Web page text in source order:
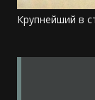
Крупнейший в